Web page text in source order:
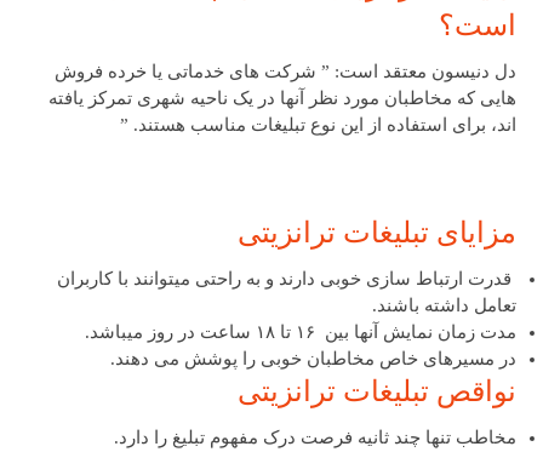
است؟
دل دنیسون معتقد است: ” شرکت های خدماتی یا خرده فروش
هایی که مخاطبان مورد نظر آنها در یک ناحیه شهری تمرکز یافته
اند، برای استفاده از این نوع تبلیغات مناسب هستند. ”
مزایای تبلیغات ترانزیتی
قدرت ارتباط سازی خوبی دارند و به راحتی میتوانند با کاربران
تعامل داشته باشند.
مدت زمان نمایش آنها بین ۱۶ تا ۱۸ ساعت در روز میباشد.
در مسیرهای خاص مخاطبان خوبی را پوشش می دهند.
نواقص تبلیغات ترانزیتی
مخاطب تنها چند ثانیه فرصت درک مفهوم تبلیغ را دارد.